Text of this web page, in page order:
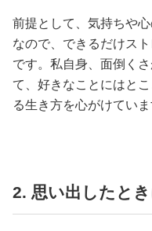
前提として、気持ちや
なので、できるだけス
です。私自身、面倒く
て、好きなことにはと
る生き方を心がけていま
2. 思い出したと